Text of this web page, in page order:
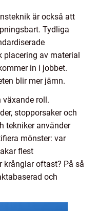
är också att
Tydliga
av material
in i jobbet.
blir mer jämn.
roll.
stopporsaker och
tekniker använder
mönster: var
flest
krånglar oftast? På så
och